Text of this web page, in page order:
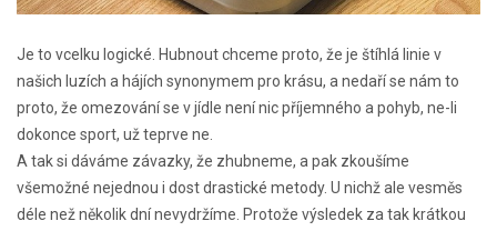
Je to vcelku logické. Hubnout chceme proto, že je štíhlá linie v
našich luzích a hájích synonymem pro krásu, a nedaří se nám to
proto, že omezování se v jídle není nic příjemného a pohyb, ne-li
dokonce sport, už teprve ne.
A tak si dáváme závazky, že zhubneme, a pak zkoušíme
všemožné nejednou i dost drastické metody. U nichž ale vesměs
déle než několik dní nevydržíme. Protože výsledek za tak krátkou